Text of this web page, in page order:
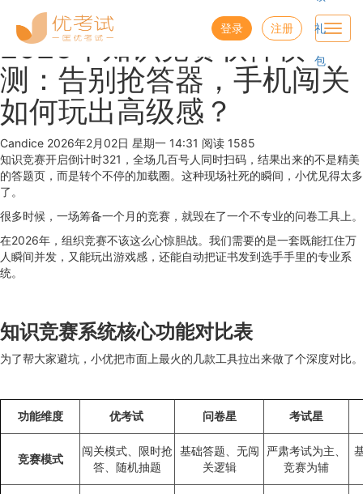
登录 注册 礼
包
2026年知识竞赛软件横
测：告别抢答器，手机闯关
如何玩出高级感？
Candice 2026年2月02日 星期一 14:31 阅读 1585
知识竞赛开启倒计时321，全场几百号人同时扫码，结果出来的不是精美
的答题页，而是转个不停的加载圈。这种现场社死的瞬间，小优见得太多
了。
很多时候，一场筹备一个月的竞赛，就毁在了一个不专业的问卷工具上。
在2026年，组织竞赛不该这么心惊胆战。我们需要的是一套既能扛住万
人瞬间并发，又能玩出游戏感，还能自动把证书发到选手手里的专业系
统。
知识竞赛系统核心功能对比表
为了帮大家避坑，小优把市面上最火的几款工具拉出来做了个深度对比。
功能维度 优考试 问卷星 考试星
竞赛模式
闯关模式、限时抢
答、随机抽题
基础答题、无闯
关逻辑
严肃考试为主、
竞赛为辅